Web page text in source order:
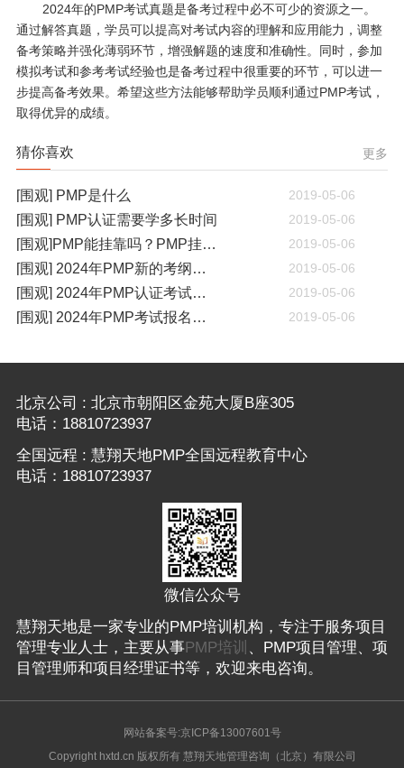
2024年的PMP考试真题是备考过程中必不可少的资源之一。
通过解答真题，学员可以提高对考试内容的理解和应用能力，调整
备考策略并强化薄弱环节，增强解题的速度和准确性。同时，参加
模拟考试和参考考试经验也是备考过程中很重要的环节，可以进一
步提高备考效果。希望这些方法能够帮助学员顺利通过PMP考试，
取得优异的成绩。
猜你喜欢 更多
[围观] PMP是什么 2019-05-06
[围观] PMP认证需要学多长时间 2019-05-06
[围观]PMP能挂靠吗？PMP挂靠一年多少钱 2019-05-06
[围观] 2024年PMP新的考纲有哪些变化 2019-05-06
[围观] 2024年PMP认证考试什么时候开考 2019-05-06
[围观] 2024年PMP考试报名通知 2019-05-06
北京公司 : 北京市朝阳区金苑大厦B座305
电话：18810723937
全国远程 : 慧翔天地PMP全国远程教育中心
电话：18810723937
微信公众号
慧翔天地是一家专业的PMP培训机构，专注于服务项目
管理专业人士，主要从事PMP培训 、PMP项目管理、项
目管理师和项目经理证书等，欢迎来电咨询。
网站备案号:京ICP备13007601号
Copyright hxtd.cn 版权所有 慧翔天地管理咨询（北京）有限公司